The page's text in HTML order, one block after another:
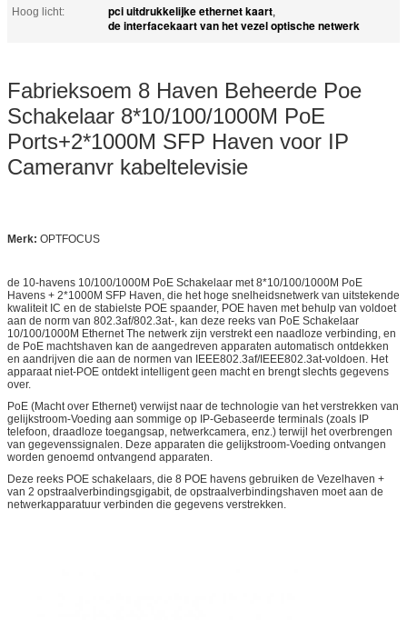
Hoog licht:
pci uitdrukkelijke ethernet kaart,
de interfacekaart van het vezel optische netwerk
Fabrieksoem 8 Haven Beheerde Poe
Schakelaar 8*10/100/1000M PoE
Ports+2*1000M SFP Haven voor IP
Cameranvr kabeltelevisie
Merk: OPTFOCUS
de 10-havens 10/100/1000M PoE Schakelaar met 8*10/100/1000M PoE
Havens + 2*1000M SFP Haven, die het hoge snelheidsnetwerk van uitstekende
kwaliteit IC en de stabielste POE spaander, POE haven met behulp van voldoet
aan de norm van 802.3af/802.3at-, kan deze reeks van PoE Schakelaar
10/100/1000M Ethernet The netwerk zijn verstrekt een naadloze verbinding, en
de PoE machtshaven kan de aangedreven apparaten automatisch ontdekken
en aandrijven die aan de normen van IEEE802.3af/IEEE802.3at-voldoen. Het
apparaat niet-POE ontdekt intelligent geen macht en brengt slechts gegevens
over.
PoE (Macht over Ethernet) verwijst naar de technologie van het verstrekken van
gelijkstroom-Voeding aan sommige op IP-Gebaseerde terminals (zoals IP
telefoon, draadloze toegangsap, netwerkcamera, enz.) terwijl het overbrengen
van gegevenssignalen. Deze apparaten die gelijkstroom-Voeding ontvangen
worden genoemd ontvangend apparaten.
Deze reeks POE schakelaars, die 8 POE havens gebruiken de Vezelhaven +
van 2 opstraalverbindingsgigabit, de opstraalverbindingshaven moet aan de
netwerkapparatuur verbinden die gegevens verstrekken.